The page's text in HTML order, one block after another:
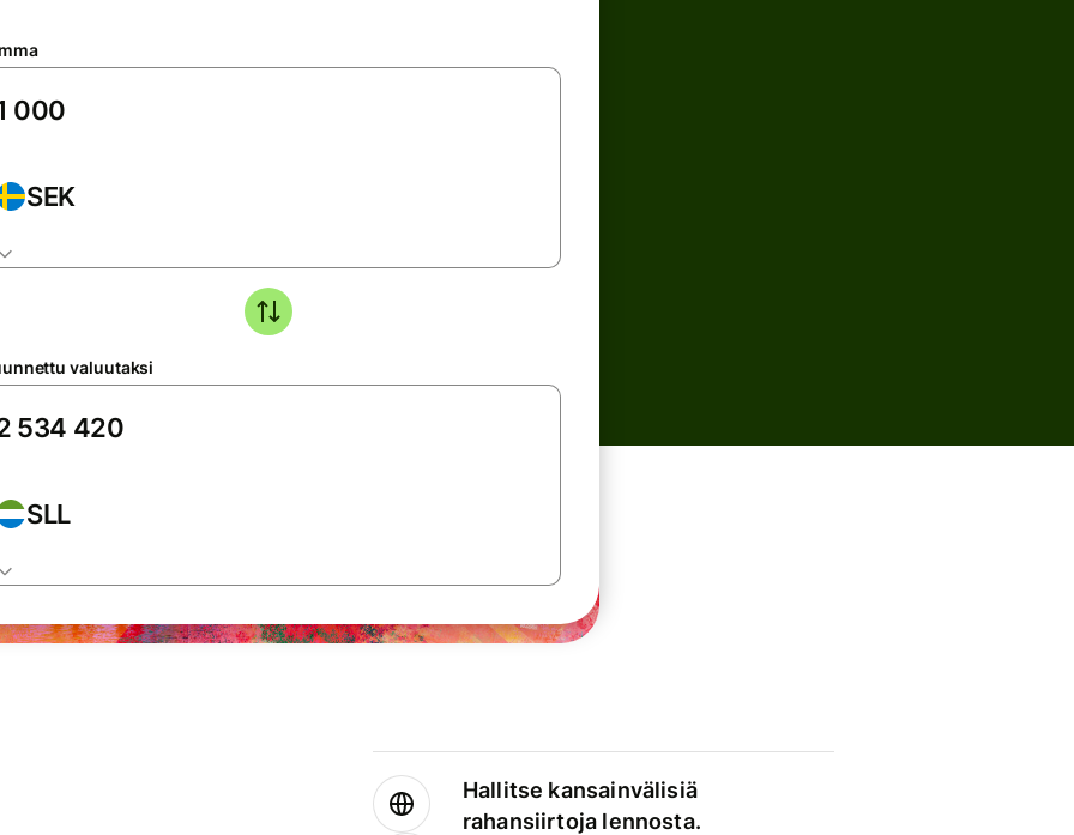
SEK
valuutaksi
SLL
Hallitse kansainvälisiä
rahansiirtoja lennosta.